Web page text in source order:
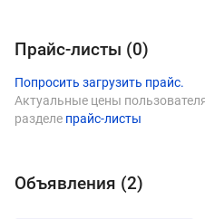
Прайс-листы (0)
Попросить загрузить прайс.
Актуальные цены
разделе прайс-листы
Объявления (2)
Виды продукции